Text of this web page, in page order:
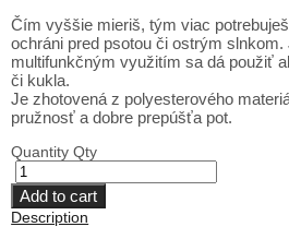
Čím vyššie mieriš, tým viac
ochráni pred psotou či ostrým
multifunkčným využitím sa dá použiť
či kukla.
Je zhotovená z polyesterového
pružnosť a dobre prepúšťa pot.
Quantity Qty
Add to cart
Description